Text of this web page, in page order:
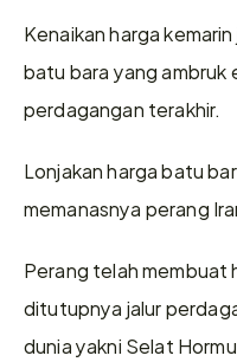
Kenaikan harga
batu bara yang ambruk
perdagangan terakhir.
Lonjakan harga batu
memanasnya perang
Perang telah membuat
ditutupnya jalur
dunia yakni Selat